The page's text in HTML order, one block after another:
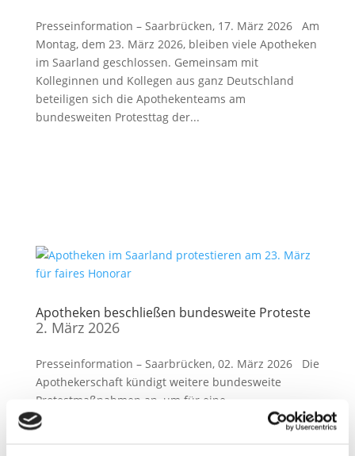
Presseinformation – Saarbrücken, 17. März 2026 Am
Montag, dem 23. März 2026, bleiben viele Apotheken
im Saarland geschlossen. Gemeinsam mit
Kolleginnen und Kollegen aus ganz Deutschland
beteiligen sich die Apothekenteams am
bundesweiten Protesttag der...
Apotheken beschließen bundesweite Proteste
2. März 2026
Presseinformation – Saarbrücken, 02. März 2026 Die
Apothekerschaft kündigt weitere bundesweite
Protestmaßnahmen an, um für eine
Honorarerhöhung zu kämpfen. Konkret hat die